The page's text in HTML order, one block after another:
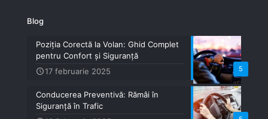
Blog
5
Poziția Corectă la Volan: Ghid Complet
pentru Confort și Siguranță
17 februarie 2025
Conducerea Preventivă: Rămâi în
Siguranță în Trafic